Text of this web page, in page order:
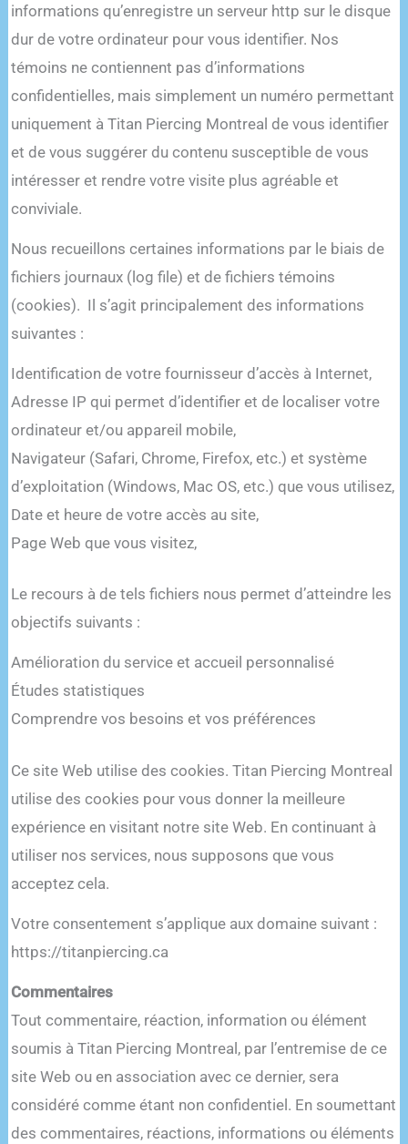
informations qu’enregistre un serveur http sur le disque
dur de votre ordinateur pour vous identifier. Nos
témoins ne contiennent pas d’informations
confidentielles, mais simplement un numéro permettant
uniquement à Titan Piercing Montreal de vous identifier
et de vous suggérer du contenu susceptible de vous
intéresser et rendre votre visite plus agréable et
conviviale.
Nous recueillons certaines informations par le biais de
fichiers journaux (log file) et de fichiers témoins
(cookies). Il s’agit principalement des informations
suivantes :
Identification de votre fournisseur d’accès à Internet,
Adresse IP qui permet d’identifier et de localiser votre
ordinateur et/ou appareil mobile,
Navigateur (Safari, Chrome, Firefox, etc.) et système
d’exploitation (Windows, Mac OS, etc.) que vous utilisez,
Date et heure de votre accès au site,
Page Web que vous visitez,
Le recours à de tels fichiers nous permet d’atteindre les
objectifs suivants :
Amélioration du service et accueil personnalisé
Études statistiques
Comprendre vos besoins et vos préférences
Ce site Web utilise des cookies. Titan Piercing Montreal
utilise des cookies pour vous donner la meilleure
expérience en visitant notre site Web. En continuant à
utiliser nos services, nous supposons que vous
acceptez cela.
Votre consentement s’applique aux domaine suivant :
https://titanpiercing.ca
Commentaires
Tout commentaire, réaction, information ou élément
soumis à Titan Piercing Montreal, par l’entremise de ce
site Web ou en association avec ce dernier, sera
considéré comme étant non confidentiel. En soumettant
des commentaires, réactions, informations ou éléments